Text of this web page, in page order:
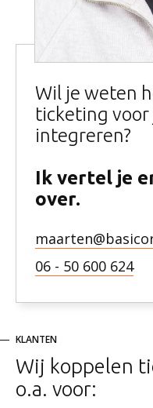
Wil je weten
ticketing
integreren?
Ik vertel je
over.
06 - 50 600 624
KLANTEN
Wij koppelen
o.a. voor: